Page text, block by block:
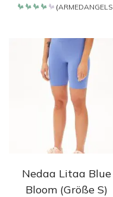
(ARMEDANGELS
Nedaa Litaa Blue
Bloom (Größe S)